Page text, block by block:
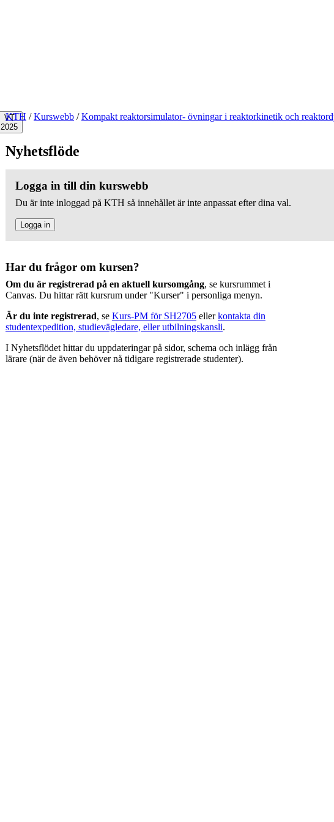
VT
2025
KTH / Kurswebb / Kompakt reaktorsimulator- övningar i reaktorkinetik och
Nyhetsflöde
Logga in till din kurswebb
Du är inte inloggad på KTH så innehållet är inte anpassat efter dina val.
Logga in
Har du frågor om kursen?
Om du är registrerad på en aktuell kursomgång, se kursrummet i
Canvas. Du hittar rätt kursrum under "Kurser" i personliga menyn.
Är du inte registrerad, se Kurs-PM för SH2705 ellerkontakta din
studentexpedition, studievägledare, eller utbilningskansli.
I Nyhetsflödet hittar du uppdateringar på sidor, schema och inlägg från
lärare (när de även behöver nå tidigare registrerade studenter).